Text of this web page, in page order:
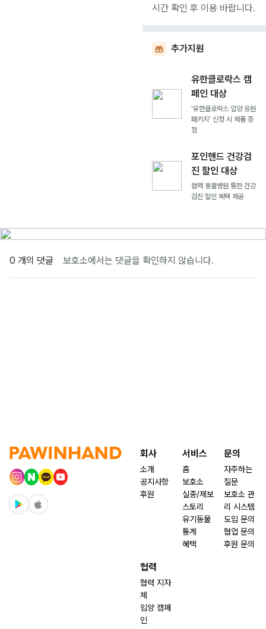
시간 확인 후 이용 바랍니다.
추가지원
유한클로락스 캠
페인 대상
'유한클로락스 입양 응원
패키지' 신청 시 제품 증
정
포인핸드 건강검
진 할인 대상
협력 동물병원 통한 건강
검진 할인 혜택 제공
0 개의 댓글 보호소에서는 댓글을 확인하지 않습니다.
회사
소개
공지사항
후원
서비스
홈
보호소
실종/제보
스토리
유기동물
통계
혜택
문의
자주하는
질문
보호소 관
리 시스템
도입 문의
협업 문의
후원 문의
협력
협력 지자
체
입양 캠페
인